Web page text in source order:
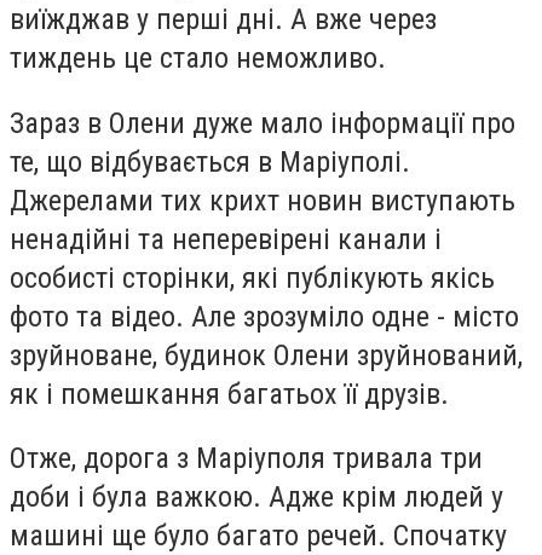
виїжджав у перші дні. А вже через
тиждень це стало неможливо.
Зараз в Олени дуже мало інформації про
те, що відбувається в Маріуполі.
Джерелами тих крихт новин виступають
ненадійні та неперевірені канали і
особисті сторінки, які публікують якісь
фото та відео. Але зрозуміло одне - місто
зруйноване, будинок Олени зруйнований,
як і помешкання багатьох її друзів.
Отже, дорога з Маріуполя тривала три
доби і була важкою. Адже крім людей у
машині ще було багато речей. Спочатку